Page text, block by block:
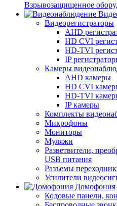
Взрывозащищенное
Видеорегистраторы
AHD
HD CVI
HD-TVI
IP
Камеры
AHD камеры
HD CVI
HD-TVI
IP камеры
Комплекты
Микрофоны
Мониторы
Муляжи
Разветвители,
USB питания
Разъемы
Усилители
Домофония
Кодовые панели,